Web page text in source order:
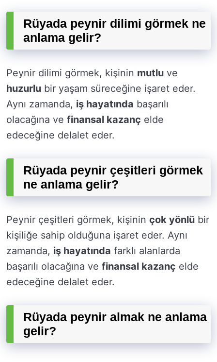
Rüyada peynir dilimi görmek ne
anlama gelir?
Peynir dilimi görmek, kişinin mutlu ve
huzurlu bir yaşam süreceğine işaret eder.
Aynı zamanda, iş hayatında başarılı
olacağına ve finansal kazanç elde
edeceğine delalet eder.
Rüyada peynir çeşitleri görmek
ne anlama gelir?
Peynir çeşitleri görmek, kişinin çok yönlü bir
kişiliğe sahip olduğuna işaret eder. Aynı
zamanda, iş hayatında farklı alanlarda
başarılı olacağına ve finansal kazanç elde
edeceğine delalet eder.
Rüyada peynir almak ne anlama
gelir?